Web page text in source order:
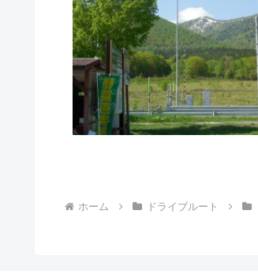
ホーム ドライブルート